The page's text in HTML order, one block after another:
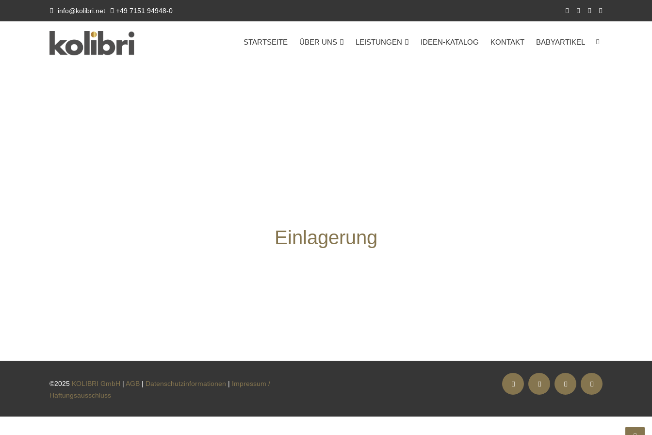
info@kolibri.net +49 7151 94948-0
STARTSEITE ÜBER UNS LEISTUNGEN IDEEN-KATALOG KONTAKT BABYARTIKEL
Einlagerung
©2025 KOLIBRI GmbH | AGB | Datenschutzinformationen | Impressum /
Haftungsausschluss